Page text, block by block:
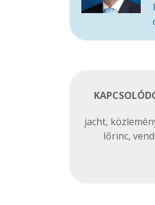
jacht,
lőrinc,